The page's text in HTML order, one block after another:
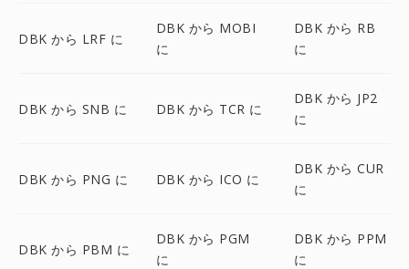
DBK から LRF に
DBK から MOBI
に
DBK から RB
に
DBK から SNB に DBK から TCR に
DBK から JP2
に
DBK から PNG に DBK から ICO に
DBK から CUR
に
DBK から PBM に
DBK から PGM
に
DBK から PPM
に